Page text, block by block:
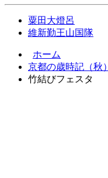
粟田大燈呂
維新勤王山国隊
ホーム
京都の歳時記（秋）
竹結びフェスタ